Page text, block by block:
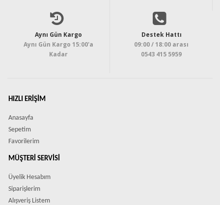
Aynı Gün Kargo
Aynı Gün Kargo 15:00'a
Kadar
Destek Hattı
09:00 / 18:00 arası
0543 415 5959
HIZLI ERIŞIM
Anasayfa
Sepetim
Favorilerim
MÜŞTERI SERVISI
Üyelik Hesabım
Siparişlerim
Alışveriş Listem